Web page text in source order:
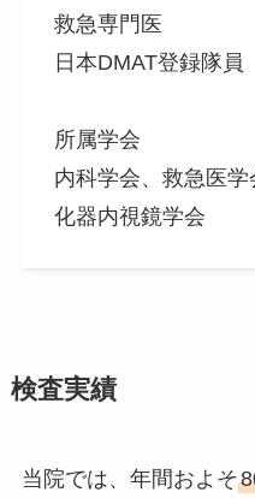
救急専門医
日本DMAT登録隊員
所属学会
内科学会、救急医
化器内視鏡学会
検査実績
当院では、年間およそ